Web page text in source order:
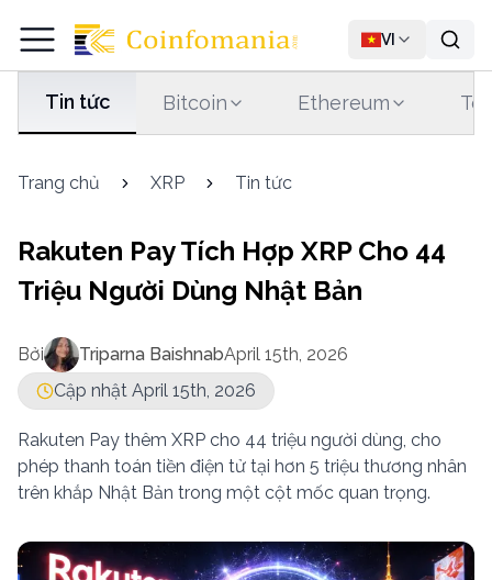
VI
Tin tức Bitcoin Ethereum
Trang chủ XRP Tin tức
Rakuten Pay Tích Hợp XRP Cho 44
Triệu Người Dùng Nhật Bản
Bởi Triparna BaishnabApril 15th, 2026
Cập nhật April 15th, 2026
Rakuten Pay thêm XRP cho 44 triệu người dùng, cho
phép thanh toán tiền điện tử tại hơn 5 triệu thương nhân
trên khắp Nhật Bản trong một cột mốc quan trọng.